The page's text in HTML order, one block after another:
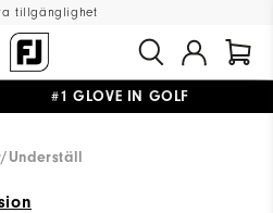
tillgänglighet
#1 GLOVE IN GOLF
Underställ